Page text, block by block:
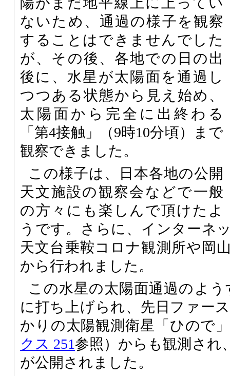
ないため、通過の様子を観察
することはできませんでした
が、その後、各地での日の出
後に、水星が太陽面を通過し
つつある状態から見え始め、
太陽面から完全に出終わる
「第4接触」（9時10分頃）まで
観察できました。
この様子は、日本各地の公開
天文施設の観察会などで一般
の方々にも楽しんで頂けたよ
うです。さらに、インターネ
天文台乗鞍コロナ観測所や岡
から行われました。
この水星の太陽面通過のよう
に打ち上げられ、先日ファー
かりの太陽観測衛星「ひので
クス 251参照）からも観測され
が公開されました。